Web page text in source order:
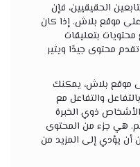
الحقيقيين، فإن
موقع بلاش. إذا كان
محتويات بتعليقات
محتوى جيدًا ويثير
موقع بلاش، يمكنك
والتفاعل مع
ذوي الخبرة
هي جزء من المحتوى
أن يؤدي إلى المزيد من